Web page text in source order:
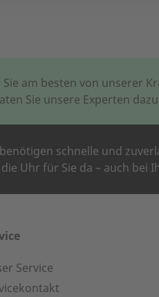
Sie am besten von unserer
Sie unsere Experten
schnelle und
Uhr für Sie da – auch bei
24-h-
Service